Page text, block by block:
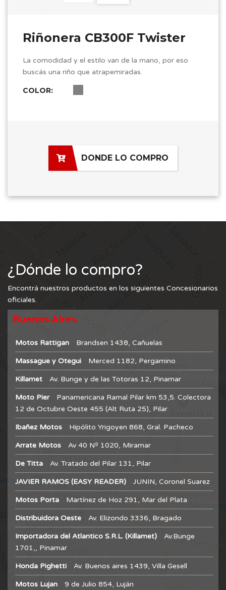
Riñonera CB300F Twister
La comodidad y el estilo van de la mano, por eso
buscás una riño que atrapemiradas.
COLOR:
DONDE LO COMPRO
¿Dónde lo compro?
Encontrá nuestros productos en los siguientes Concesionarios
oficiales.
Buenos Aires
Motos Rattigan Brandsen 1438, Cañuelas
Massague y Otegui Merced 1182, Pergamino
Killamet Av. Bunge y de las Totoras 12, Pinamar
Moto Pier
Panamericana Ramal Pilar km 53,5. Colectora
12 de Octubre Oeste 455 (Alt Ruta 25), Pilar
Ibañez Motos Hipólito Yrigoyen 868, Gral. Pacheco
Arrate Motos Av 40 Nº 1020, Miramar
De Titta Av. Tratado del Pilar 131, Pilar
JAVIER RAMOS (EASY READER) JUNIN, Coronel Suarez
Motos Porta Martínez de Hoz 291, Mar del Plata
Distribuidora Oeste Av. Elizondo 3336, Bragado
Importadora del Atlantico S.R.L. (Killamet)
Av.Bunge
1701,, Pinamar
Honda Pighetti Av. Buenos aires 1439, Villa Gesell
Motos Lujan 9 de Julio 854, Luján